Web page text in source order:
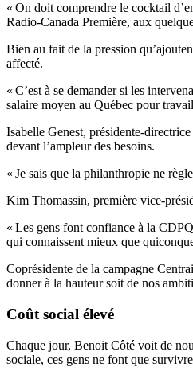
« On doit comprendre le cocktail
Radio-Canada Première, aux
Bien au fait de la pression
affecté.
« C’est à se demander si les
salaire moyen au Québec pour
Isabelle Genest, présidente-
devant l’ampleur des besoins.
« Je sais que la philanthropie ne
Kim Thomassin, première vice-
« Les gens font confiance à la
qui connaissent mieux que
Coprésidente de la campagne
donner à la hauteur soit de nos
Coût social élevé
Chaque jour, Benoit Côté voit de
sociale, ces gens ne font que